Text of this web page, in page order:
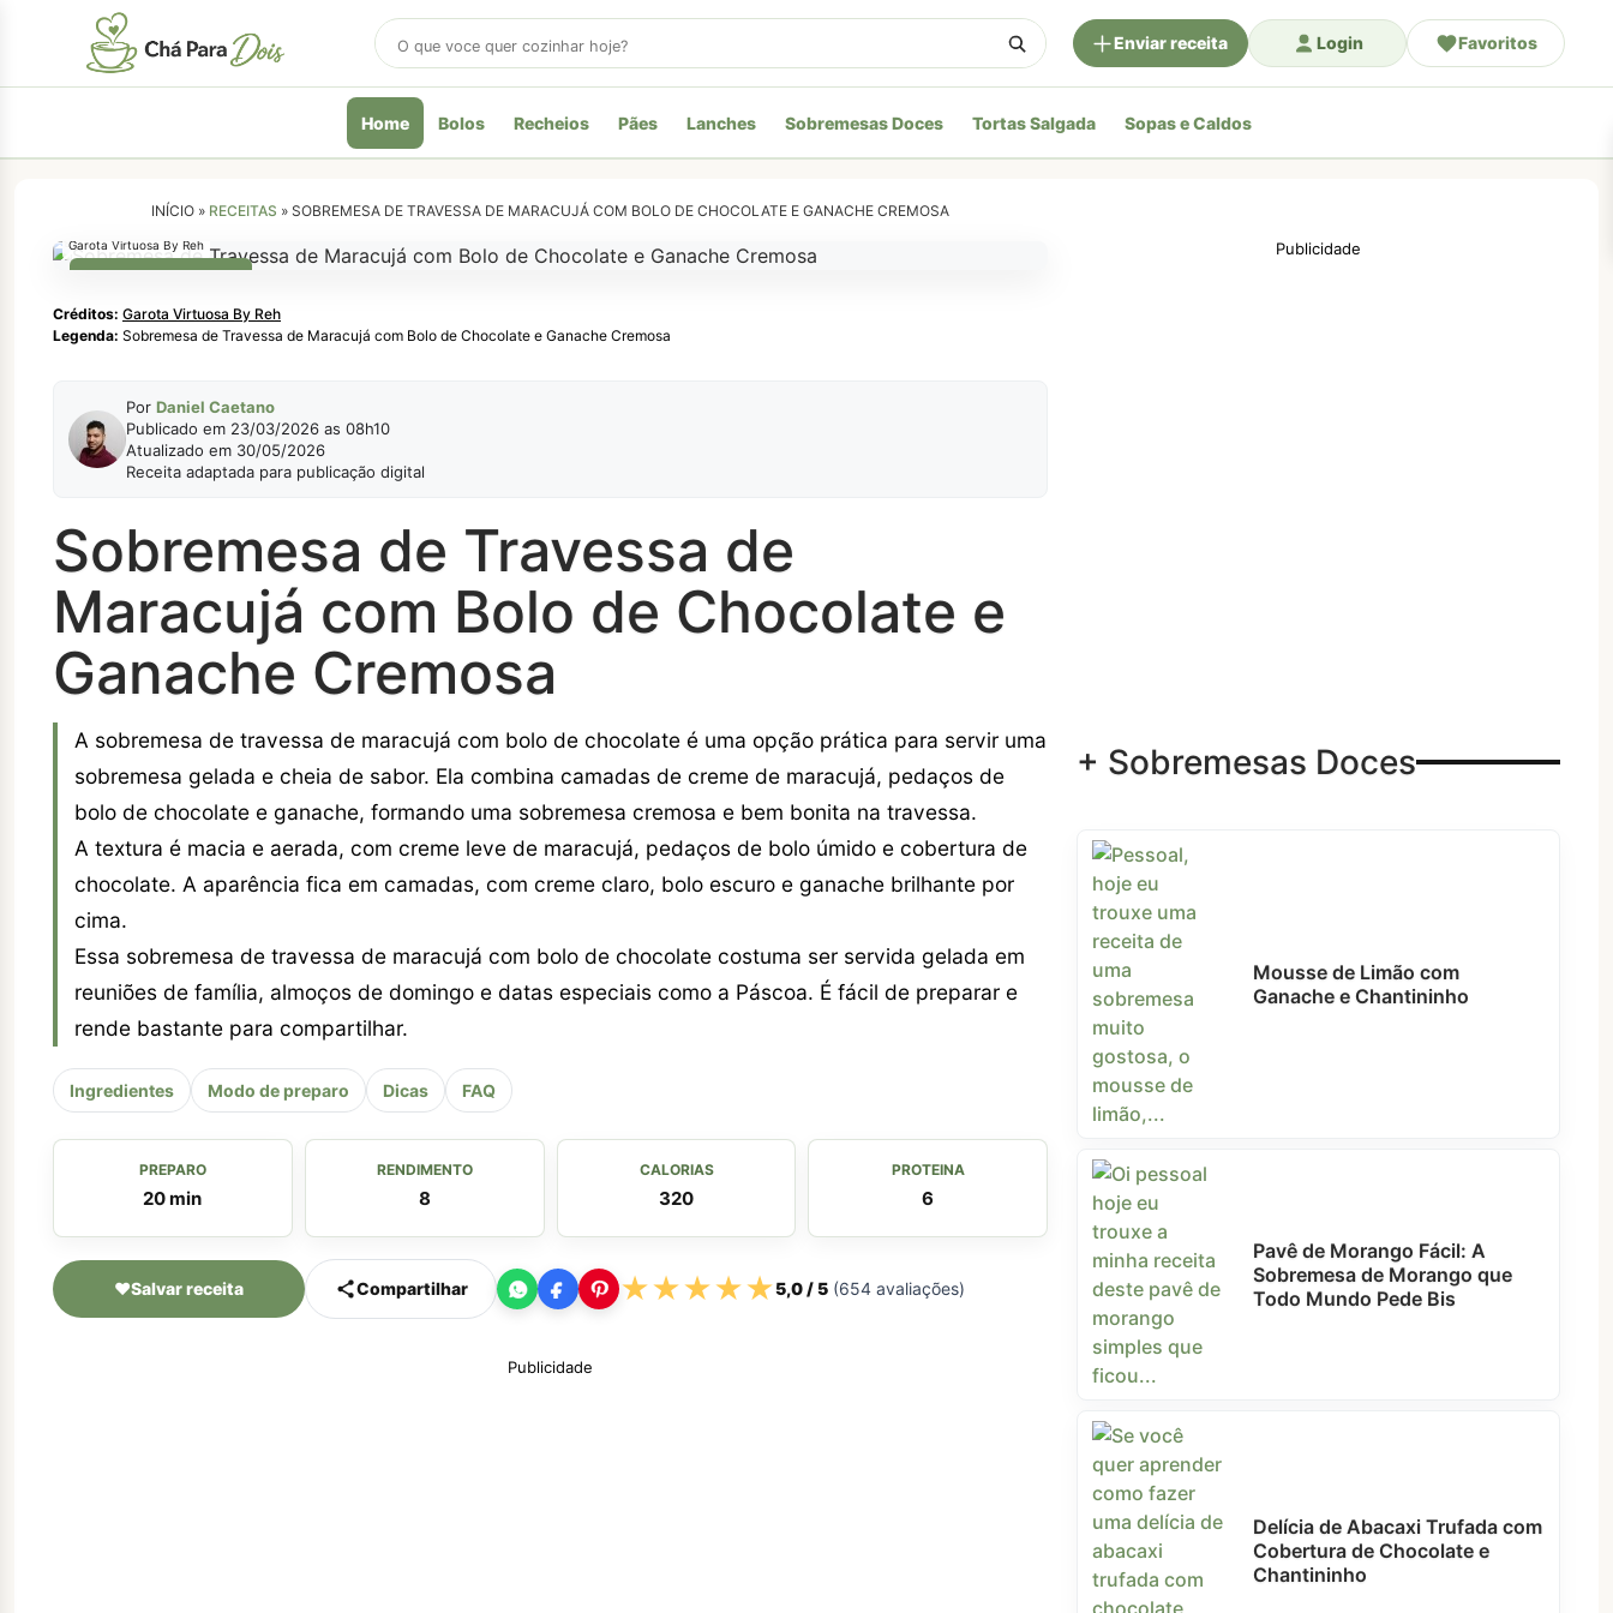
Buscar
receitas
Enviar receita Login Favoritos
Home Bolos Recheios Pães Lanches Sobremesas Doces Tortas Salgada Sopas e Caldos
INÍCIO » RECEITAS »SOBREMESA DE TRAVESSA DE MARACUJÁ COM BOLO DE CHOCOLATE E GANACHE CREMOSA
SOBREMESAS DOCES
Garota Virtuosa By Reh
Créditos: Garota Virtuosa By Reh
Legenda: Sobremesa de Travessa de Maracujá com Bolo de Chocolate e Ganache Cremosa
Por Daniel Caetano
Publicado em 23/03/2026 as 08h10
Atualizado em 30/05/2026
Receita adaptada para publicação digital
Sobremesa de Travessa de
Maracujá com Bolo de Chocolate e
Ganache Cremosa
A sobremesa de travessa de maracujá com bolo de chocolate é uma opção prática para servir uma
sobremesa gelada e cheia de sabor. Ela combina camadas de creme de maracujá, pedaços de
bolo de chocolate e ganache, formando uma sobremesa cremosa e bem bonita na travessa.
A textura é macia e aerada, com creme leve de maracujá, pedaços de bolo úmido e cobertura de
chocolate. A aparência fica em camadas, com creme claro, bolo escuro e ganache brilhante por
cima.
Essa sobremesa de travessa de maracujá com bolo de chocolate costuma ser servida gelada em
reuniões de família, almoços de domingo e datas especiais como a Páscoa. É fácil de preparar e
rende bastante para compartilhar.
Ingredientes Modo de preparo Dicas FAQ
PREPARO
20 min
RENDIMENTO
8
CALORIAS
320
PROTEINA
6
♥Salvar receita Compartilhar ★★★★★5,0/ 5 (654 avaliações)
Publicidade
Publicidade
+ Sobremesas Doces
Mousse de Limão com
Ganache e Chantininho
Pavê de Morango Fácil: A
Sobremesa de Morango que
Todo Mundo Pede Bis
Delícia de Abacaxi Trufada com
Cobertura de Chocolate e
Chantininho